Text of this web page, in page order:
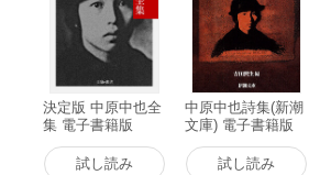
決定版 中原中也全
集 電子書籍版
試し読み
中原中也詩集(新潮
文庫) 電子書籍版
試し読み